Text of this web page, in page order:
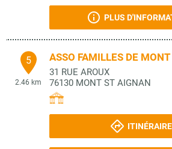
PLUS
5
2.46 km
ASSO FAMILLES DE
31 RUE AROUX
76130 MONT ST AIGNAN
ITINÉRAIRE